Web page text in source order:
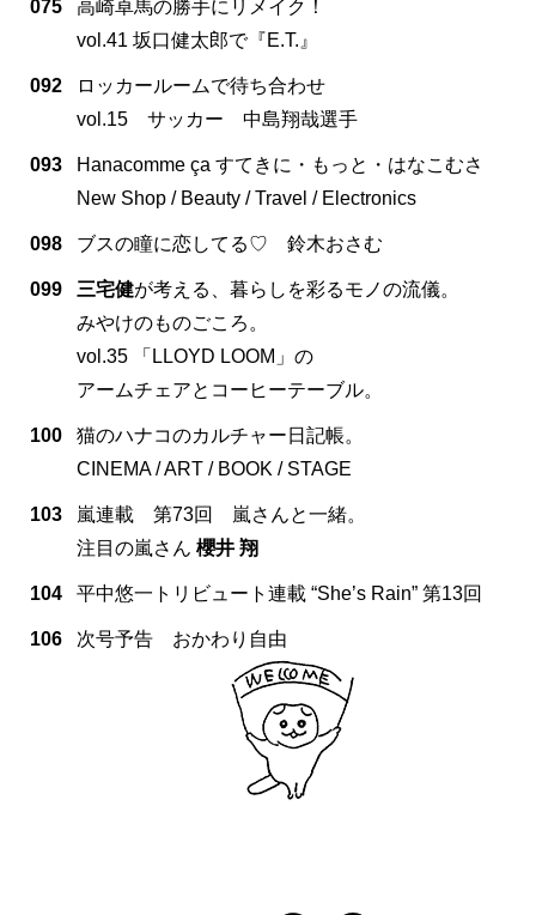
075
高崎卓馬の勝手にリメイク！
vol.41 坂口健太郎で『E.T.』
092
ロッカールームで待ち合わせ
vol.15 サッカー 中島翔哉選手
093
Hanacomme ça すてきに・もっと・はなこむさ
New Shop / Beauty / Travel / Electronics
098 ブスの瞳に恋してる♡ 鈴木おさむ
099 三宅健が考える、暮らしを彩るモノの流儀。
みやけのものごころ。
vol.35 「LLOYD LOOM」の
アームチェアとコーヒーテーブル。
100
猫のハナコのカルチャー日記帳。
CINEMA / ART / BOOK / STAGE
103
嵐連載 第73回 嵐さんと一緒。
注目の嵐さん 櫻井 翔
104 平中悠一トリビュート連載 “She’s Rain” 第13回
106 次号予告 おかわり自由